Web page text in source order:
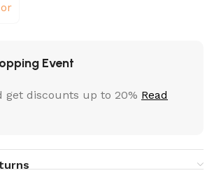
Event
get discounts up to 20% Read